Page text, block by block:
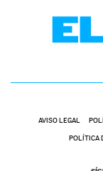
AVISO LEGAL
POLÍTICA